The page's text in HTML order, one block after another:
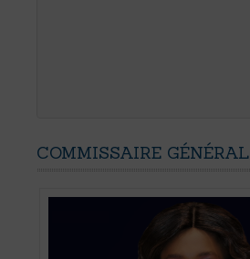
COMMISSAIRE GÉNÉRAL